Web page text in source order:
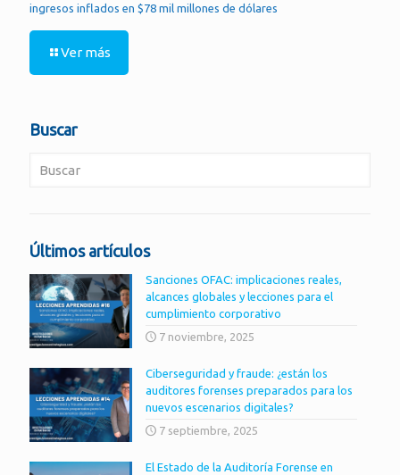
ingresos inflados en $78 mil millones de dólares
Ver más
Buscar
Últimos artículos
Sanciones OFAC: implicaciones reales,
alcances globales y lecciones para el
cumplimiento corporativo
7 noviembre, 2025
Ciberseguridad y fraude: ¿están los
auditores forenses preparados para los
nuevos escenarios digitales?
7 septiembre, 2025
El Estado de la Auditoría Forense en